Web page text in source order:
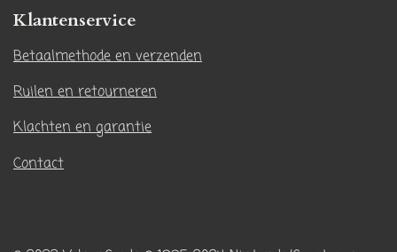
a
m
Klantenservice
Betaalmethode en verzenden
Ruilen en retourneren
Klachten en garantie
Contact